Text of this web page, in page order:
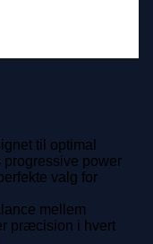
til optimal
power
valg for
mellem
præcision i hvert